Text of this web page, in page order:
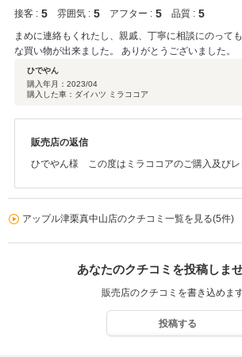
接客 : 5 雰囲気 : 5 アフター : 5 品質 : 5
まめに連絡もくれたし、親戚、丁寧に相談にのって
な買い物が出来ました。 ありがとうございました。
ひでやん
購入年月： 2023/04
購入した車：ダイハツ ミラココア
販売店の返信
ひでやん様 この度はミラココアのご購入及びレ
社整備工場もありますので、メンテナンスもお任
アップル津栗真中山店のクチコミ一覧を見る(5件)
あなたのクチコミを投稿しま
販売店のクチコミを書き込めます
投稿する